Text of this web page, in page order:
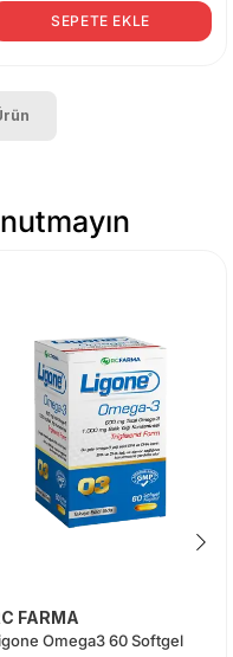
SEPETE EKLE
FARMA
Omega3 60 Softgel